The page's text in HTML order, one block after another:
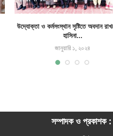
উদ্যোক্তা ও কর্মসংস্থান সৃষ্টিতে অবদান
হাসিনা...
জানুয়ারি ১, ২০২৪
সম্পাদক ও প্রকাশক :